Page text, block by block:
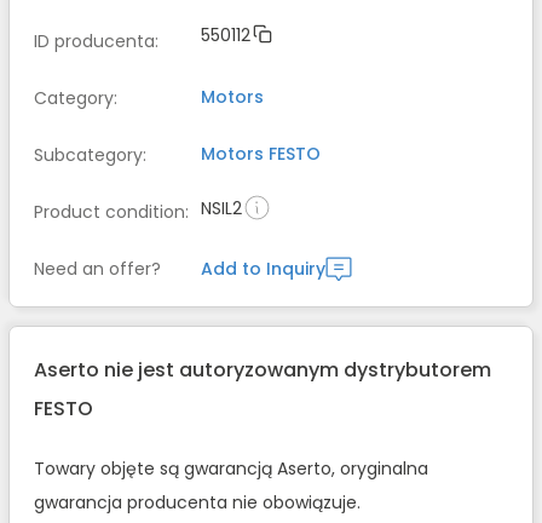
ID producenta: 550112
Category: Motors
Subcategory: Motors FESTO
Product condition: NSIL2
Need an offer? Add to Inquiry
Aserto nie jest autoryzowanym dystrybutorem
FESTO
Towary objęte są gwarancją Aserto, oryginalna
gwarancja producenta nie obowiązuje.